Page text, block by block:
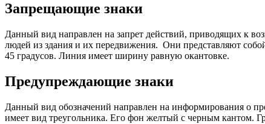
Запрещающие знаки
Данный вид направлен на запрет действий, приводящих к
людей из здания и их передвижения. Они представляют
45 градусов. Линия имеет ширину равную окантовке.
Предупреждающие знаки
Данный вид обозначений направлен на информирования о
имеет вид треугольника. Его фон желтый с черным кантом.